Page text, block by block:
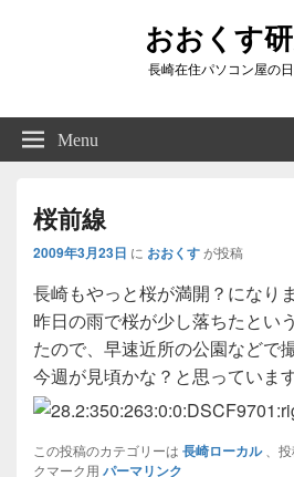
おおくす
長崎在住パソコン屋の
Right
Sidebar
Widget
Menu
桜前線
2009年3月23日 に おおくすが投稿
長崎もやっと桜が満開？になりま
昨日の雨で桜が少し落ちたとい
たので、早速近所の公園などで
今週が見頃かな？と思っています
この投稿のカテゴリーは 長崎ローカル、投
クマーク用 パーマリンク